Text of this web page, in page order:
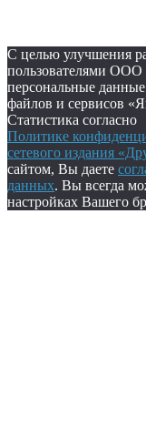
С целью улучшения
пользователями
персональные
файлов и сервисов
Статистика согласно
Политике
сетевого издания
сайтом, Вы даете
данных. Вы всегда
настройках Вашего